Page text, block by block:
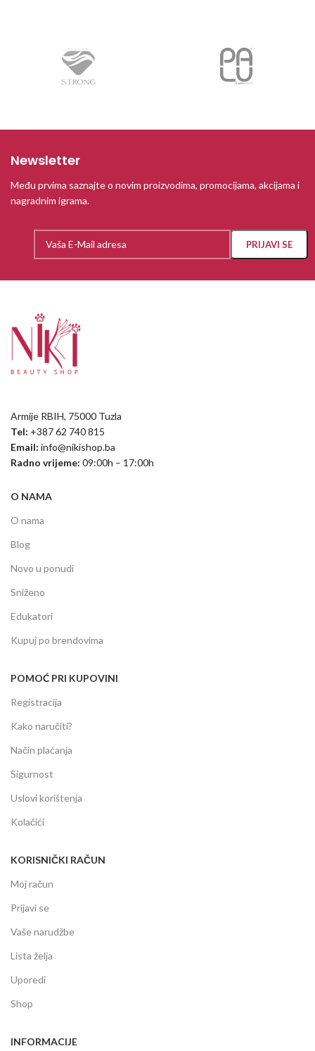
Newsletter
Među prvima saznajte o novim proizvodima, promocijama, akcijama i
nagradnim igrama.
Armije RBIH, 75000 Tuzla
Tel: +387 62 740 815
Email: info@nikishop.ba
Radno vrijeme: 09:00h – 17:00h
O NAMA
O nama
Blog
Novo u ponudi
Sniženo
Edukatori
Kupuj po brendovima
POMOĆ PRI KUPOVINI
Registracija
Kako naručiti?
Način plaćanja
Sigurnost
Uslovi korištenja
Kolačići
KORISNIČKI RAČUN
Moj račun
Prijavi se
Vaše narudžbe
Lista želja
Uporedi
Shop
INFORMACIJE